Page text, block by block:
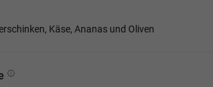
Käse, Ananas und Oliven